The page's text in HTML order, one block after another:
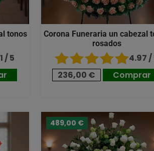
tonos
/ 5
Corona Funeraria un cabezal
rosados
4.97 /
236,00 €
Comprar
489,00 €